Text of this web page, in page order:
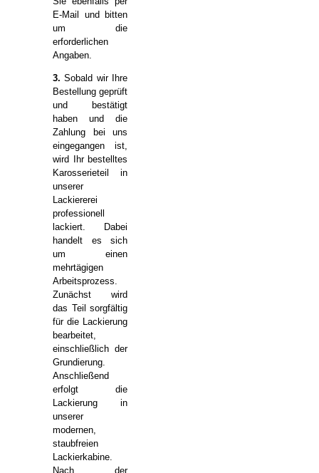
E-Mail und bitten
um die
erforderlichen
Angaben.
3. Sobald wir Ihre
Bestellung geprüft
und bestätigt
haben und die
Zahlung bei uns
eingegangen ist,
wird Ihr bestelltes
Karosserieteil in
unserer
Lackiererei
professionell
lackiert. Dabei
handelt es sich
um einen
mehrtägigen
Arbeitsprozess.
Zunächst wird
das Teil sorgfältig
für die Lackierung
bearbeitet,
einschließlich der
Grundierung.
Anschließend
erfolgt die
Lackierung in
unserer
modernen,
staubfreien
Lackierkabine.
Nach der